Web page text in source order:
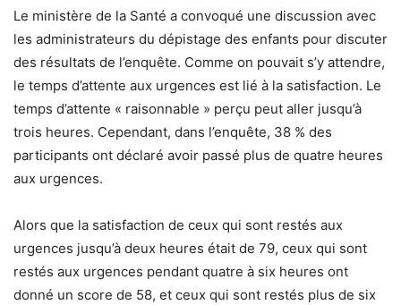
Le ministère de la Santé a convoqué une discussion avec
les administrateurs du dépistage des enfants pour discuter
des résultats de l’enquête. Comme on pouvait s’y attendre,
le temps d’attente aux urgences est lié à la satisfaction. Le
temps d’attente « raisonnable » perçu peut aller jusqu’à
trois heures. Cependant, dans l’enquête, 38 % des
participants ont déclaré avoir passé plus de quatre heures
aux urgences.
Alors que la satisfaction de ceux qui sont restés aux
urgences jusqu’à deux heures était de 79, ceux qui sont
restés aux urgences pendant quatre à six heures ont
donné un score de 58, et ceux qui sont restés plus de six